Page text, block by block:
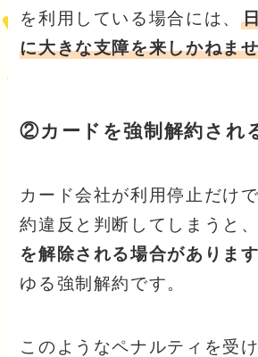
を利用している場合には、
に大きな支障を来しかねま
②カードを強制解約され
カード会社が利用停止だけ
約違反と判断してしまうと
を解除される場合があります
ゆる強制解約です。
このようなペナルティを受